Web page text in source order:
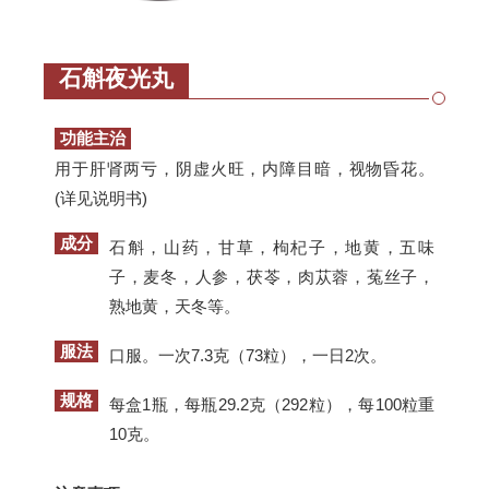
石斛夜光丸
功能主治
用于肝肾两亏，阴虚火旺，内障目暗，视物昏花。
(详见说明书)
成分
石斛，山药，甘草，枸杞子，地黄，五味
子，麦冬，人参，茯苓，肉苁蓉，菟丝子，
熟地黄，天冬等。
服法 口服。一次7.3克（73粒），一日2次。
规格
每盒1瓶，每瓶29.2克（292粒），每100粒重
10克。